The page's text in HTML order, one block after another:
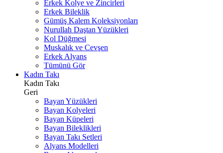
Erkek Kolye ve Zincirleri
Erkek Bileklik
Gümüş Kalem Koleksiyonları
Nurullah Daştan Yüzükleri
Kol Düğmesi
Muskalık ve Cevşen
Erkek Alyans
Tümünü Gör
Kadın Takı
Kadın Takı
Geri
Bayan Yüzükleri
Bayan Kolyeleri
Bayan Küpeleri
Bayan Bileklikleri
Bayan Takı Setleri
Alyans Modelleri